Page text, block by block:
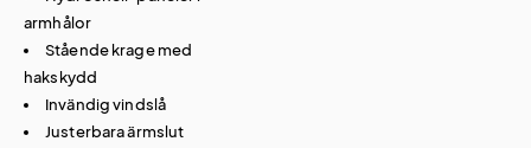
armhålor
Stående krage med
hakskydd
Invändig vindslå
Justerbara ärmslut